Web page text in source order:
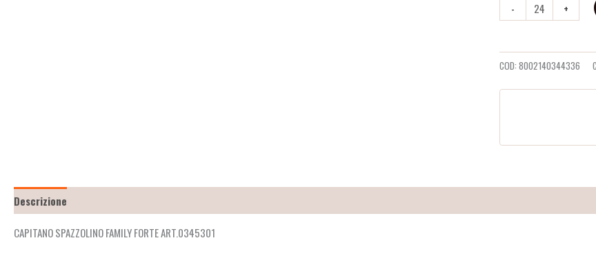
-
+
COD:8002140344336
Descrizione
CAPITANO SPAZZOLINO FAMILY FORTE ART.0345301